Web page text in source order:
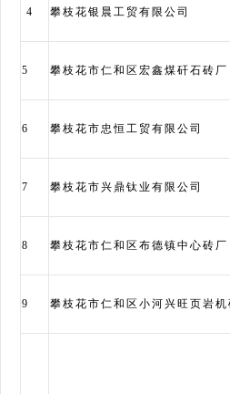
4 攀枝花银晨工贸有限公司
5 攀枝花市仁和区宏鑫煤矸石砖厂
6 攀枝花市忠恒工贸有限公司
7 攀枝花市兴鼎钛业有限公司
8 攀枝花市仁和区布德镇中心砖厂
9 攀枝花市仁和区小河兴旺页岩机